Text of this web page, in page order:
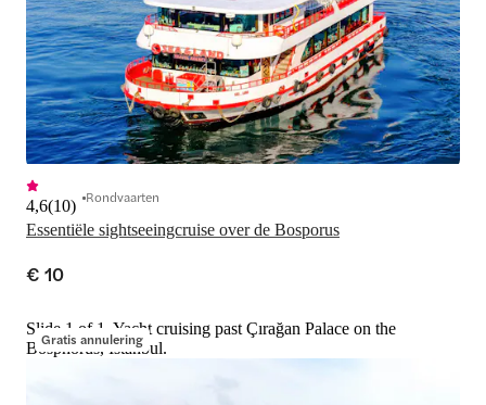
Essentiële sightseeingcruise over de Bosporus
4,6(10) Rondvaarten
€ 10
Gratis annulering
Slide 1 of 1, Yacht cruising past Çırağan Palace on the
Bosphorus, Istanbul.